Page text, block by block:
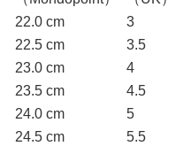
22.0 cm
3
22.5 cm
3.5
23.0 cm
4
23.5 cm
4.5
24.0 cm
5
24.5 cm
5.5